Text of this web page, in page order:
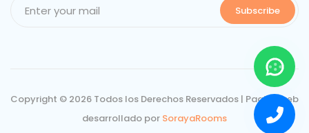
Subscribe
Copyright © 2026 Todos los Derechos Reservados | Pagina web
desarrollado por SorayaRooms